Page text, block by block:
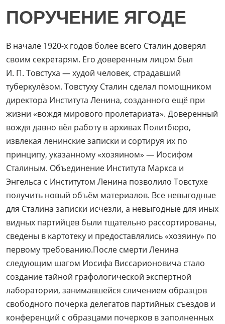
ПОРУЧЕНИЕ ЯГОДЕ
В начале 1920-х годов более всего Сталин доверял
своим секретарям. Его доверенным лицом был
И. П. Товстуха — худой человек, страдавший
туберкулёзом. Товстуху Сталин сделал помощником
директора Института Ленина, созданного ещё при
жизни «вождя мирового пролетариата». Доверенный
вождя давно вёл работу в архивах Политбюро,
извлекая ленинские записки и сортируя их по
принципу, указанному «хозяином» — Иосифом
Сталиным. Объединение Института Маркса и
Энгельса с Институтом Ленина позволило Товстухе
получить новый объём материалов. Все невыгодные
для Сталина записки исчезли, а невыгодные для иных
видных партийцев были тщательно рассортированы,
сведены в картотеку и предоставлялись «хозяину» по
первому требованию.После смерти Ленина
следующим шагом Иосифа Виссарионовича стало
создание тайной графологической экспертной
лаборатории, занимавшейся сличением образцов
свободного почерка делегатов партийных съездов и
конференций с образцами почерков в заполненных